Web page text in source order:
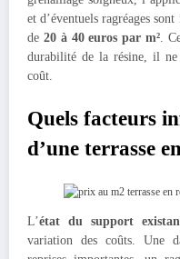
et d’éventuels ragréages
de 20 à 40 euros par m².
durabilité de la résine, il
coût.
Quels facteurs
d’une terrasse
L’état du support
variation des coûts. Une